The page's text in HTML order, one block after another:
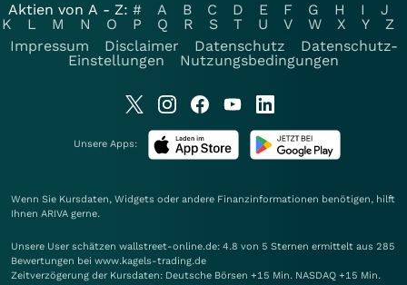
Aktien von A - Z: # A B C D E F G H I
J
K
L M N O P Q R S T U V W X Y
Z
Impressum
Disclaimer Datenschutz
Datenschutz-
Einstellungen
Nutzungsbedingungen
Unsere Apps:
Wenn Sie Kursdaten, Widgets oder andere Finanzinformationen benötigen, hilft
Ihnen ARIVA gerne.
Unsere User schätzen wallstreet-online.de: 4.8 von 5 Sternen ermittelt aus 285
Bewertungen bei www.kagels-trading.de
Zeitverzögerung der Kursdaten: Deutsche Börsen +15 Min. NASDAQ +15 Min.